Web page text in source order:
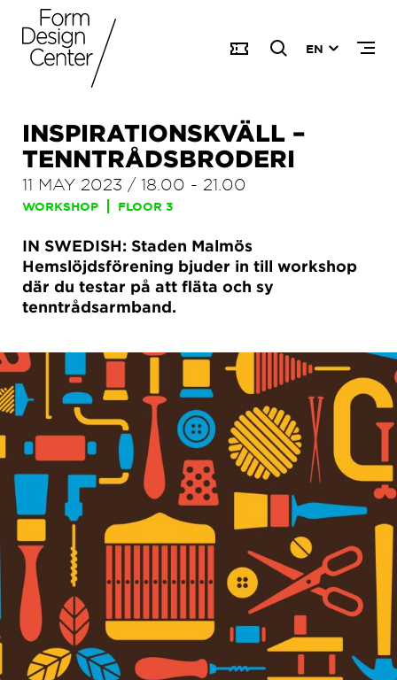
EN
INSPIRATIONSKVÄLL –
TENNTRÅDSBRODERI
11 MAY 2023 / 18.00 - 21.00
WORKSHOP FLOOR 3
IN SWEDISH: Staden Malmös
Hemslöjdsförening bjuder in till workshop
där du testar på att fläta och sy
tenntrådsarmband.